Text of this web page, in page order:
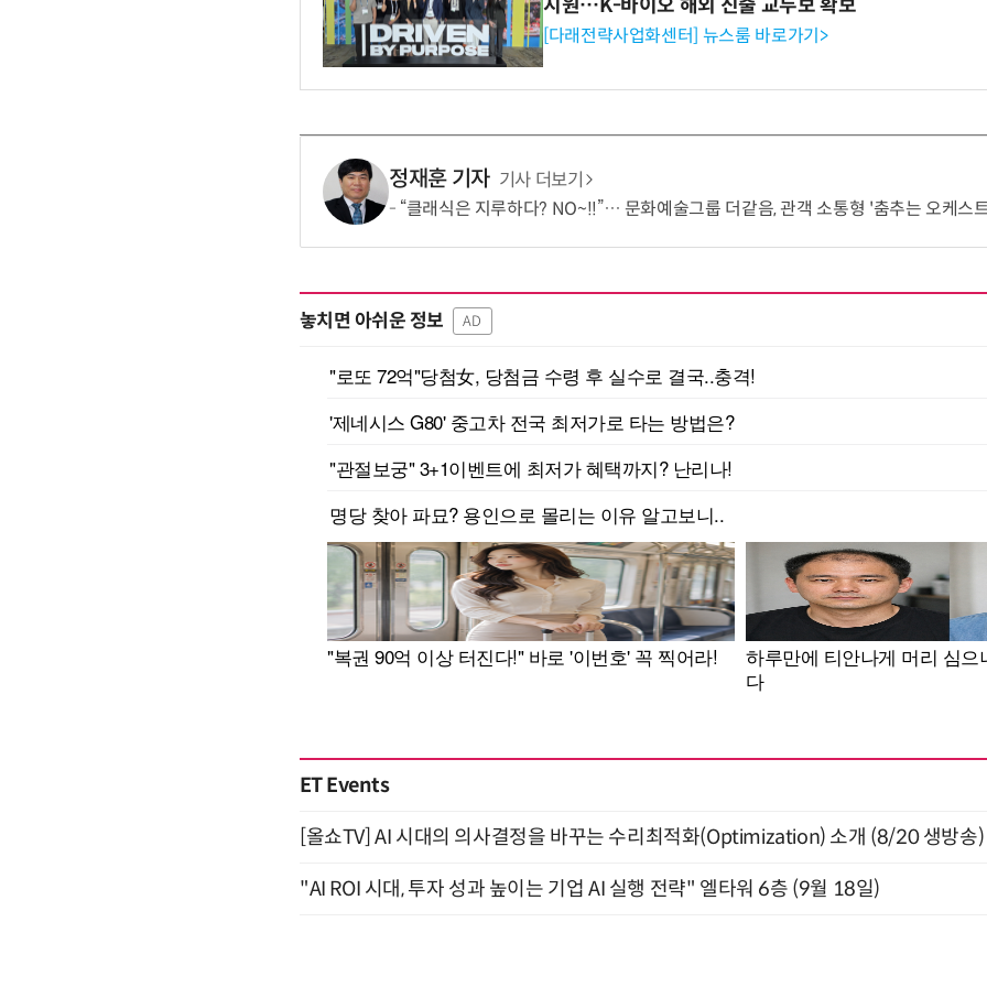
지원…K-바이오 해외 진출 교두보 확보
[다래전략사업화센터] 뉴스룸 바로가기>
정재훈 기자 기사 더보기
“클래식은 지루하다? NO~!!”… 문화예술그룹 더같음, 관객 소통형 '춤추는 오케스트라' 런
놓치면 아쉬운 정보 AD
ET Events
[올쇼TV] AI 시대의 의사결정을 바꾸는 수리최적화(Optimization) 소개 (8/20 생방송)
"AI ROI 시대, 투자 성과 높이는 기업 AI 실행 전략" 엘타워 6층 (9월 18일)